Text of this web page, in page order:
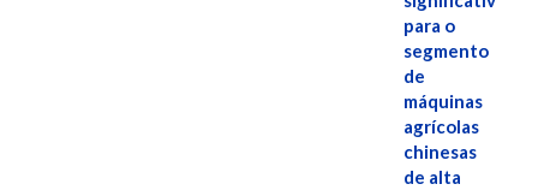
para o
segmento
de
máquinas
agrícolas
chinesas
de alta